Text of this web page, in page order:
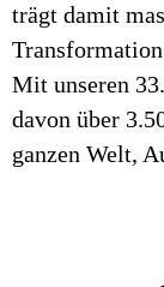
trägt damit
Mit unseren
davon über
ganzen Welt,